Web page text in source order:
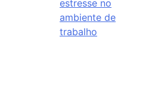
estresse no
ambiente de
trabalho